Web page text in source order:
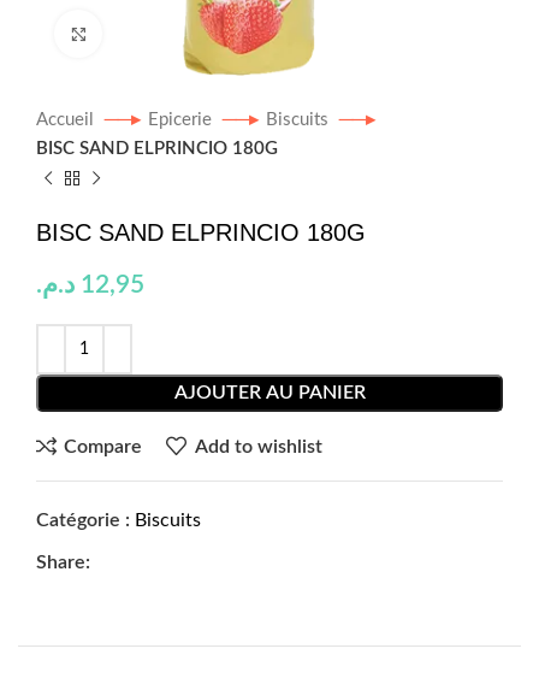
Click to enlarge
Accueil Epicerie
Biscuits
BISC SAND ELPRINCIO 180G
BISC SAND ELPRINCIO 180G
12,95 د.م.
AJOUTER AU PANIER
Compare Add to wishlist
Catégorie : Biscuits
Share: